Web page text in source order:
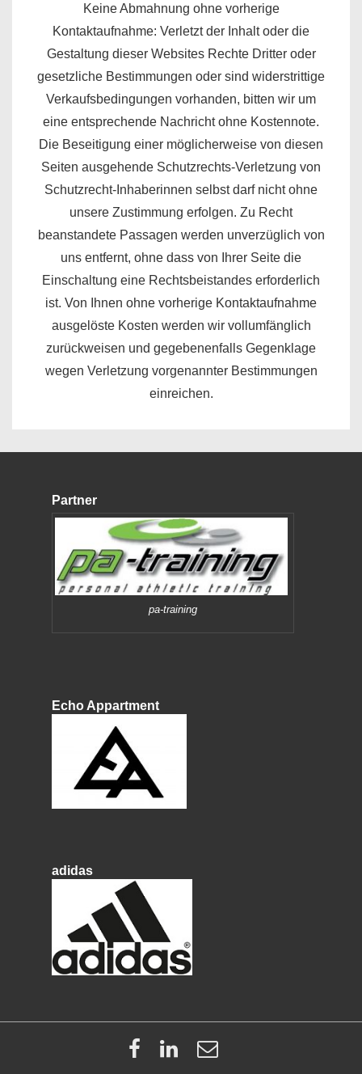
Keine Abmahnung ohne vorherige
Kontaktaufnahme: Verletzt der Inhalt oder die
Gestaltung dieser Websites Rechte Dritter oder
gesetzliche Bestimmungen oder sind widerstrittige
Verkaufsbedingungen vorhanden, bitten wir um
eine entsprechende Nachricht ohne Kostennote.
Die Beseitigung einer möglicherweise von diesen
Seiten ausgehende Schutzrechts-Verletzung von
Schutzrecht-Inhaberinnen selbst darf nicht ohne
unsere Zustimmung erfolgen. Zu Recht
beanstandete Passagen werden unverzüglich von
uns entfernt, ohne dass von Ihrer Seite die
Einschaltung eine Rechtsbeistandes erforderlich
ist. Von Ihnen ohne vorherige Kontaktaufnahme
ausgelöste Kosten werden wir vollumfänglich
zurückweisen und gegebenenfalls Gegenklage
wegen Verletzung vorgenannter Bestimmungen
einreichen.
Partner
pa-training
Echo Appartment
adidas